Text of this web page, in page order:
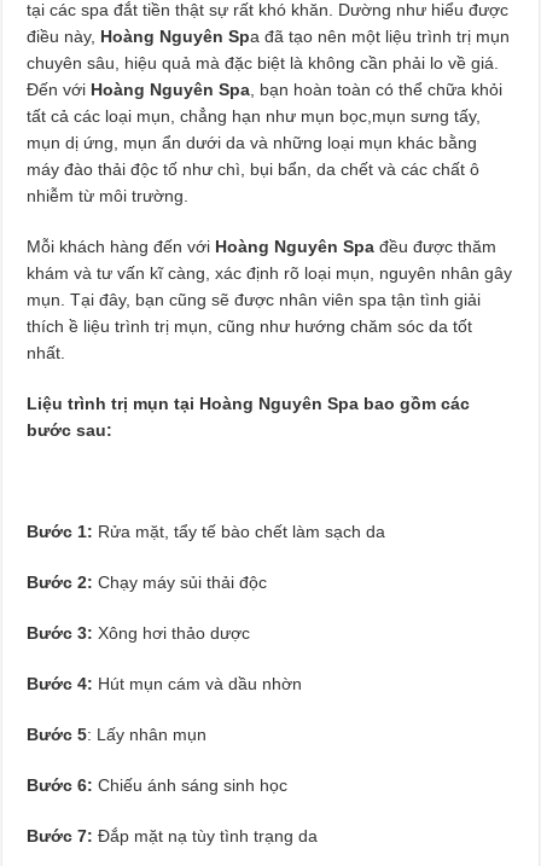
tại các spa đắt tiền thật sự rất khó khăn. Dường như hiểu được
điều này, Hoàng Nguyên Spa đã tạo nên một liệu trình trị mụn
chuyên sâu, hiệu quả mà đặc biệt là không cần phải lo về giá.
Đến với Hoàng Nguyên Spa , bạn hoàn toàn có thể chữa khỏi
tất cả các loại mụn, chẳng hạn như mụn bọc,mụn sưng tấy,
mụn dị ứng, mụn ẩn dưới da và những loại mụn khác bằng
máy đào thải độc tố như chì, bụi bẩn, da chết và các chất ô
nhiễm từ môi trường.
Mỗi khách hàng đến với Hoàng Nguyên Spa đều được thăm
khám và tư vấn kĩ càng, xác định rõ loại mụn, nguyên nhân gây
mụn. Tại đây, bạn cũng sẽ được nhân viên spa tận tình giải
thích ề liệu trình trị mụn, cũng như hướng chăm sóc da tốt
nhất.
Liệu trình trị mụn tại Hoàng Nguyên Spa bao gồm các
bước sau:
Bước 1: Rửa mặt, tẩy tế bào chết làm sạch da
Bước 2:Chạy máy sủi thải độc
Bước 3: Xông hơi thảo dược
Bước 4: Hút mụn cám và dầu nhờn
Bước 5: Lấy nhân mụn
Bước 6:Chiếu ánh sáng sinh học
Bước 7:Đắp mặt nạ tùy tình trạng da